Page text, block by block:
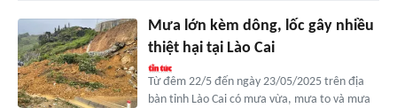
Mưa lớn kèm dông, lốc gây nhiều
thiệt hại tại Lào Cai
Từ đêm 22/5 đến ngày 23/05/2025 trên địa
bàn tỉnh Lào Cai có mưa vừa, mưa to và mưa